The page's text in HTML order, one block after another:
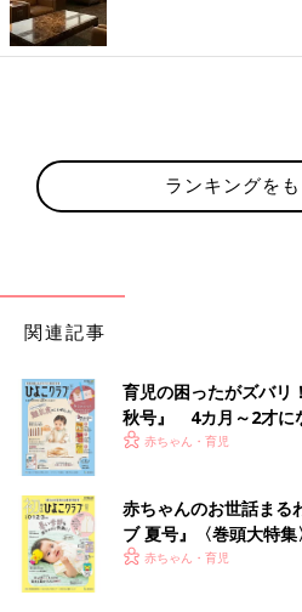
しかも魚の食べ方が汚い……。冷め
した」
「私の体験ではないけれど、よく
親と嫁の仲介を放棄する夫』かな」
食べる……です。
私の夫です。一緒に住んでこの光景
た。親に注意されなかったそうで『
結婚して10年以上。もう諦めまし
「ボーナスの額をごまかされたと知
『コロナで今回のボーナスは30万円
を渡されましたが、実は100万円支
自分の懐に80万円入れていたこと
って家族って何？ 結局自分さえ良
冷めました」
ランキングを
関連記事
育児の困ったがズバリ
秋号』 4カ月～2才に
いっぱい！
赤ちゃん・育児
赤ちゃんのお世話まる
ブ 夏号』〈巻頭大特
く！ おっぱい・ミルク
赤ちゃん・育児